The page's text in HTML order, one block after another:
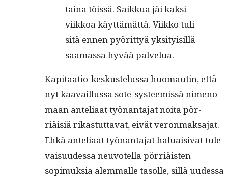
taina töis­sä. Saikkua jäi kak­si
viikkoa käyt­tämät­tä. Viikko tuli
sitä ennen pyörit­tyä yksi­ty­isil­lä
saa­mas­sa hyvää palvelua.
Kap­i­taa­tio-keskustelus­sa huo­mautin, että
nyt kaavail­lus­sa sote-sys­tee­mis­sä nimeno­
maan anteliaat työ­nan­ta­jat noi­ta pör­
riäisiä rikas­tut­ta­vat, eivät veron­mak­sa­jat.
Ehkä anteliaat työ­nan­ta­jat halu­aisi­vat tule­
vaisu­udessa neu­votel­la pör­riäis­ten
sopimuk­sia alem­malle tasolle, sil­lä uudessa